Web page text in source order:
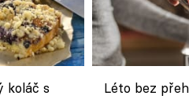
koláč s
Léto bez